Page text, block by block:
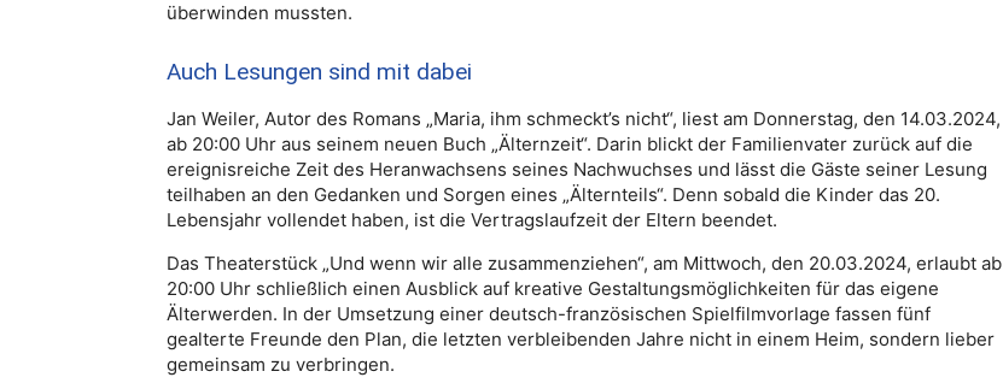
überwinden mussten.
Auch Lesungen sind mit dabei
Jan Weiler, Autor des Romans „Maria, ihm schmeckt’s nicht“, liest am Donnerstag, den 14.03.2024,
ab 20:00 Uhr aus seinem neuen Buch „Älternzeit“. Darin blickt der Familienvater zurück auf die
ereignisreiche Zeit des Heranwachsens seines Nachwuchses und lässt die Gäste seiner Lesung
teilhaben an den Gedanken und Sorgen eines „Älternteils“. Denn sobald die Kinder das 20.
Lebensjahr vollendet haben, ist die Vertragslaufzeit der Eltern beendet.
Das Theaterstück „Und wenn wir alle zusammenziehen“, am Mittwoch, den 20.03.2024, erlaubt ab
20:00 Uhr schließlich einen Ausblick auf kreative Gestaltungsmöglichkeiten für das eigene
Älterwerden. In der Umsetzung einer deutsch-französischen Spielfilmvorlage fassen fünf
gealterte Freunde den Plan, die letzten verbleibenden Jahre nicht in einem Heim, sondern lieber
gemeinsam zu verbringen.